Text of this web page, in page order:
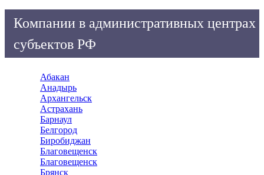
Компании в административных центрах
субъектов РФ
Абакан
Анадырь
Архангельск
Астрахань
Барнаул
Белгород
Биробиджан
Благовещенск
Благовещенск
Брянск